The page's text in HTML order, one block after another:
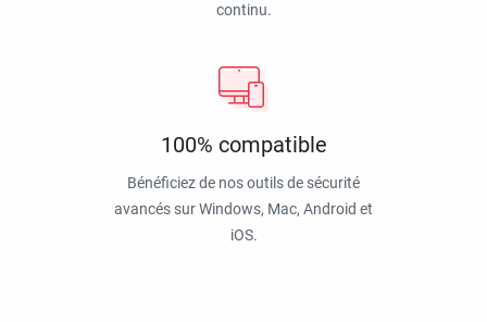
continu.
100% compatible
Bénéficiez de nos outils de sécurité
avancés sur Windows, Mac, Android et
iOS.